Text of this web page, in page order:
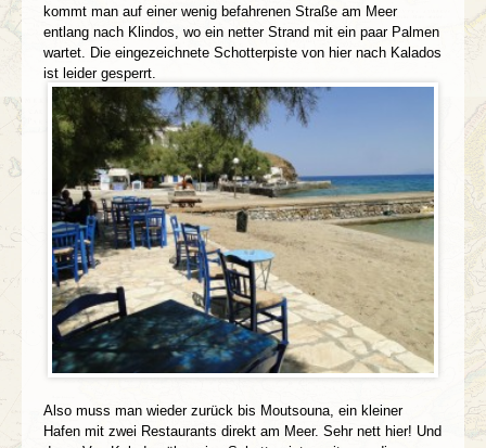
kommt man auf einer wenig befahrenen Straße am Meer
entlang nach Klindos, wo ein netter Strand mit ein paar Palmen
wartet. Die eingezeichnete Schotterpiste von hier nach Kalados
ist leider gesperrt.
Also muss man wieder zurück bis Moutsouna, ein kleiner
Hafen mit zwei Restaurants direkt am Meer. Sehr nett hier! Und